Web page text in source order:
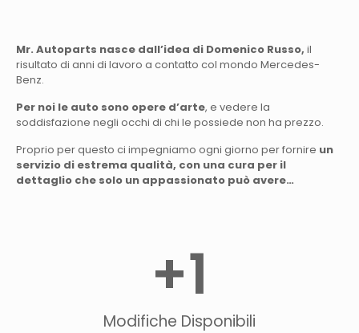
Mr. Autoparts nasce dall’idea di Domenico Russo, il
risultato di anni di lavoro a contatto col mondo Mercedes-
Benz.
Per noi le auto sono opere d’arte, e vedere la
soddisfazione negli occhi di chi le possiede non ha prezzo.
Proprio per questo ci impegniamo ogni giorno per fornire un
servizio di estrema qualità, con una cura per il
dettaglio che solo un appassionato può avere…
Modifiche Disponibili
+1